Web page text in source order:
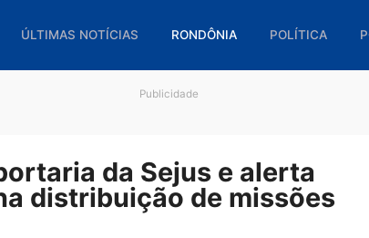
ÚLTIMAS NOTÍCIAS RONDÔNIA
portaria da Sejus e
na distribuição de